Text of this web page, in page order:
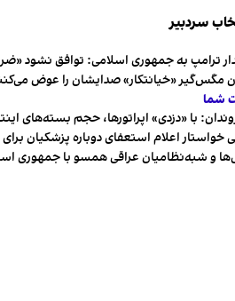
سردبیر
ترامپ به جمهوری اسلامی: توافق نشود
مگس‌گیر «خیانتکار» صدایشان را عوض
شما
با «دزدی» اپراتورها، حجم بسته‌های
خواستار اعلام استعفای دوباره پزشکیان
و شبه‌نظامیان عراقی همسو با جمهوری